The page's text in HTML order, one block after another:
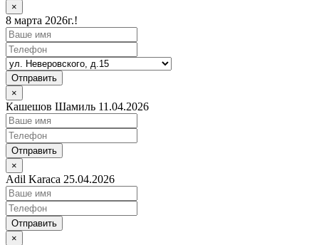
×
8 марта 2026г.!
Отправить
×
Кашешов Шамиль 11.04.2026
Отправить
×
Adil Karaca 25.04.2026
Отправить
×